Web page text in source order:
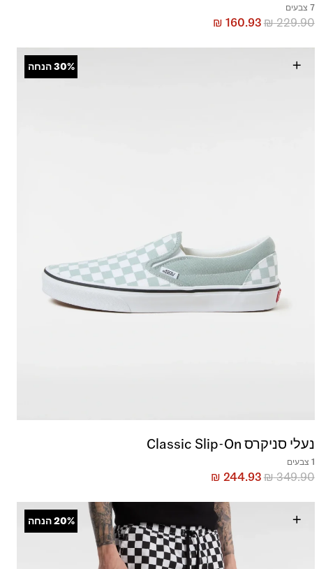
7 צבעים
₪229.90
₪ 160.93
+
30%הנחה
נעלי סניקרס Classic Slip-On
1 צבעים
₪349.90
₪ 244.93
+
20%הנחה